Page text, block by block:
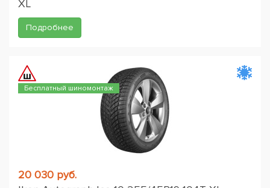
XL
Подробнее
Бесплатный шиномонтаж
20 030 руб.